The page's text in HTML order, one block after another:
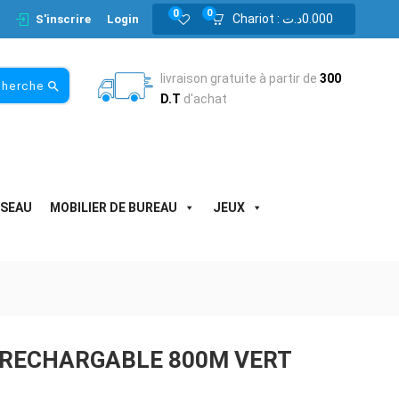
Chariot : 0.000د.ت 0
0
S'inscrire Login
livraison gratuite à partir de 300
D.T d'achat
MOBILIER DE BUREAU JEUX
800M VERT